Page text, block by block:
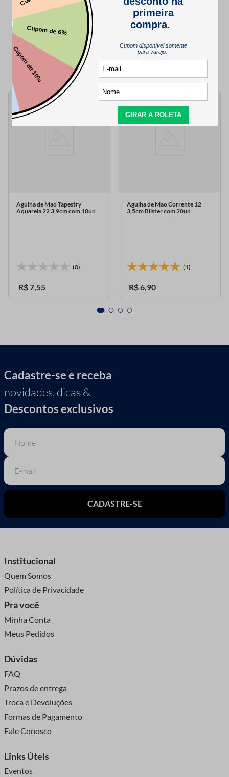
QUEM VIU,TAMBÉM VIU..
Agulha de Mao Tapestry
Aquarela 22 3,9cm com 10un
(0)
R$7,55
Agulha de Mao Corrente 12
3,5cm Blister com 20un
(1)
R$6,90
Cadastre-se e receba
novidades, dicas &
Descontos exclusivos
CADASTRE-SE
Institucional
Quem Somos
Política de Privacidade
Pra você
Minha Conta
Meus Pedidos
Dúvidas
FAQ
Prazos de entrega
Troca e Devoluções
Formas de Pagamento
Fale Conosco
Links Úteis
Eventos